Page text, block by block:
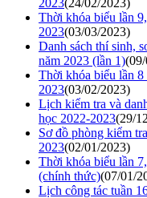
Thời khóa biểu lần
2023(03/03/2023)
Danh sách thí sinh,
năm 2023 (lần 1)
Thời khóa biểu lần 8
2023(03/02/2023)
Lịch kiểm tra và
học 2022-2023(29/
Sơ đồ phòng kiểm
2023(02/01/2023)
Thời khóa biểu lần
(chính thức)(07/01/
Lịch công tác tuần